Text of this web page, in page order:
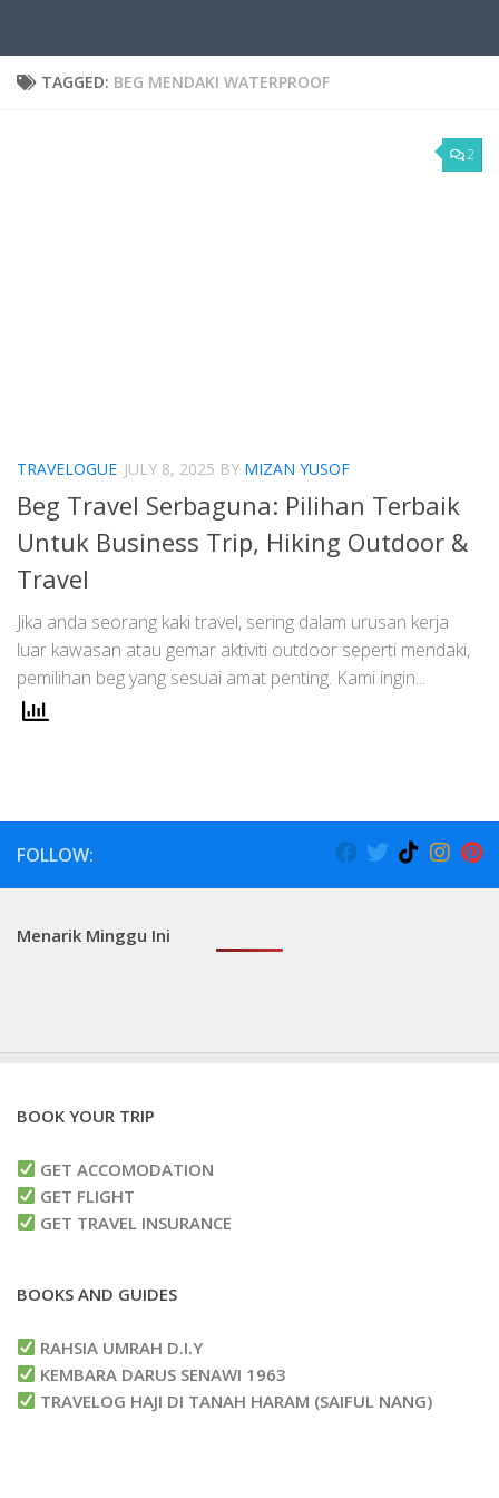
TAGGED: BEG MENDAKI WATERPROOF
2
TRAVELOGUE JULY 8, 2025 BY MIZAN YUSOF
Beg Travel Serbaguna: Pilihan Terbaik
Untuk Business Trip, Hiking Outdoor &
Travel
Jika anda seorang kaki travel, sering dalam urusan kerja
luar kawasan atau gemar aktiviti outdoor seperti mendaki,
pemilihan beg yang sesuai amat penting. Kami ingin...
FOLLOW:
Menarik Minggu Ini
BOOK YOUR TRIP
GET ACCOMODATION
GET FLIGHT
GET TRAVEL INSURANCE
BOOKS AND GUIDES
RAHSIA UMRAH D.I.Y
KEMBARA DARUS SENAWI 1963
TRAVELOG HAJI DI TANAH HARAM (SAIFUL NANG)